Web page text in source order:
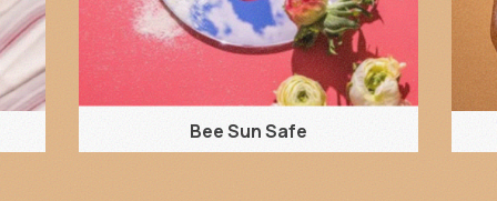
Bee Sun Safe